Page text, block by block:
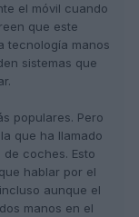
el móvil cuando
que este
tecnología manos
sistemas que
populares. Pero
que ha llamado
coches. Esto
hablar por el
aunque el
manos en el